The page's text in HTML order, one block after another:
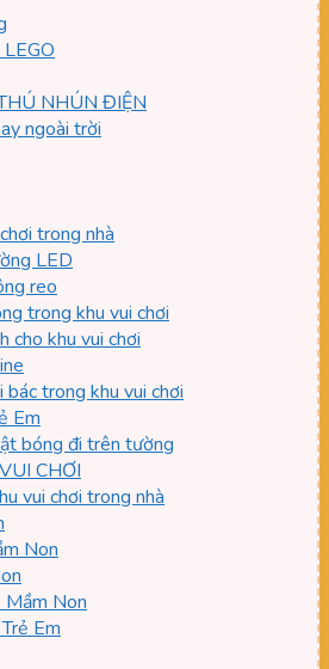
NHÚN ĐIỆN
ngoài trời
trong nhà
LED
reo
trong khu vui chơi
cho khu vui chơi
bác trong khu vui chơi
Em
bóng đi trên tường
CHƠI
vui chơi trong nhà
Non
Non
Em